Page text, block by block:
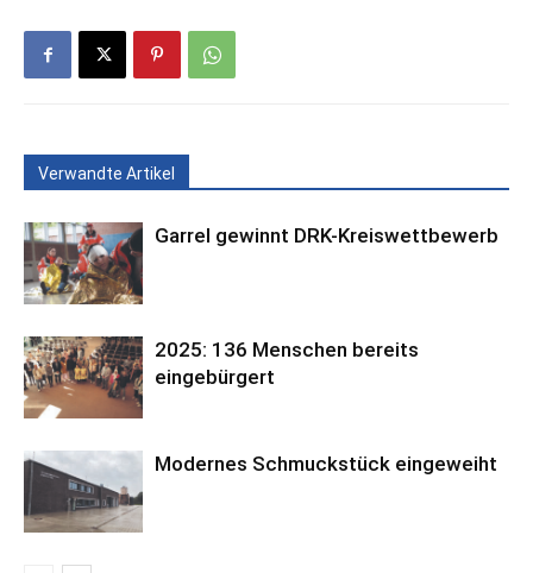
Verwandte Artikel
Garrel gewinnt DRK-Kreiswettbewerb
2025: 136 Menschen bereits
eingebürgert
Modernes Schmuckstück eingeweiht